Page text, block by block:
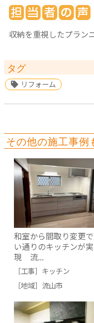
収納を重視したプラン
タグ
リフォーム
その他の施工事例
和室から間取り変更
い通りのキッチンが実
現 流...
［工事］ キッチン
［地域］ 流山市